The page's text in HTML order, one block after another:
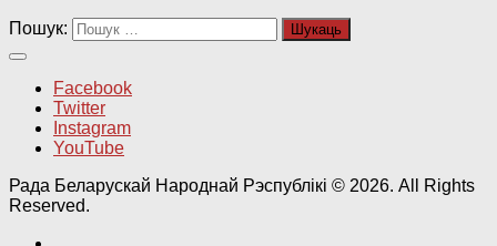
Пошук:
Facebook
Twitter
Instagram
YouTube
Рада Беларускай Народнай Рэспублікі © 2026. All Rights
Reserved.